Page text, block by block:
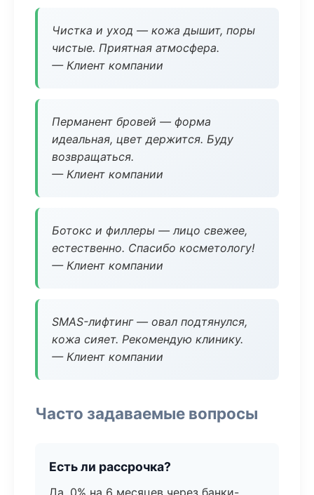
Чистка и уход — кожа дышит, поры
чистые. Приятная атмосфера.
— Клиент компании
Перманент бровей — форма
идеальная, цвет держится. Буду
возвращаться.
— Клиент компании
Ботокс и филлеры — лицо свежее,
естественно. Спасибо косметологу!
— Клиент компании
SMAS-лифтинг — овал подтянулся,
кожа сияет. Рекомендую клинику.
— Клиент компании
Часто задаваемые вопросы
Есть ли рассрочка?
Да, 0% на 6 месяцев через банки-